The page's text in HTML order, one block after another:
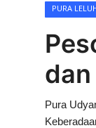
Desa Adat
Kearifan lokal
PURA
Pura